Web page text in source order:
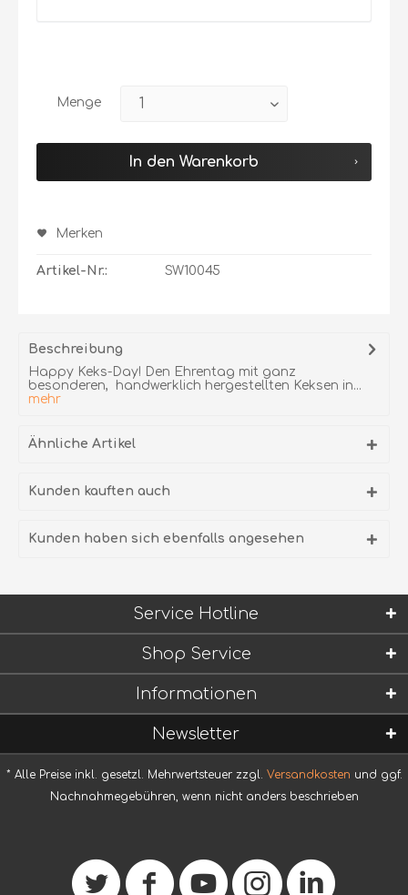
Menge
In den Warenkorb
Merken
Artikel-Nr.: SW10045
Beschreibung
Happy Keks-Day! Den Ehrentag mit ganz
besonderen, handwerklich hergestellten Keksen in...
mehr
Ähnliche Artikel
Kunden kauften auch
Kunden haben sich ebenfalls angesehen
Service Hotline
Shop Service
Informationen
Newsletter
* Alle Preise inkl. gesetzl. Mehrwertsteuer zzgl. Versandkosten und ggf.
Nachnahmegebühren, wenn nicht anders beschrieben